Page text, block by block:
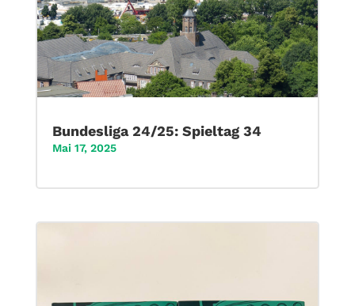
Bundesliga 24/25: Spieltag 34
Mai 17, 2025